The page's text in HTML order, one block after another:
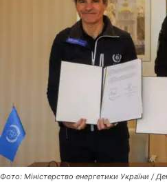
Фото: Міністерство енергетики України /